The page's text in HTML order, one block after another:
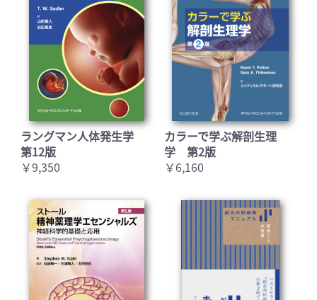
お買い物を続ける カートへ進む
ラングマン人体発生学
第12版
￥9,350
カラーで学ぶ解剖生理
学 第2版
￥6,160